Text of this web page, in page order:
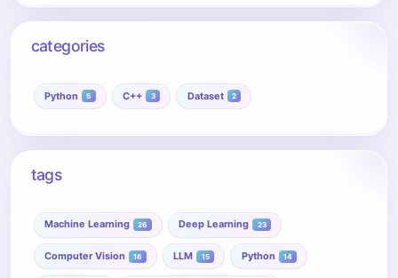
categories
Python 5 C++ 3 Dataset 2
tags
Machine Learning 26 Deep Learning 23
Computer Vision 16 LLM 15 Python 14